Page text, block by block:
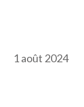
1 août 2024